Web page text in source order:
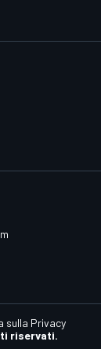
riservati.
sulla Privacy